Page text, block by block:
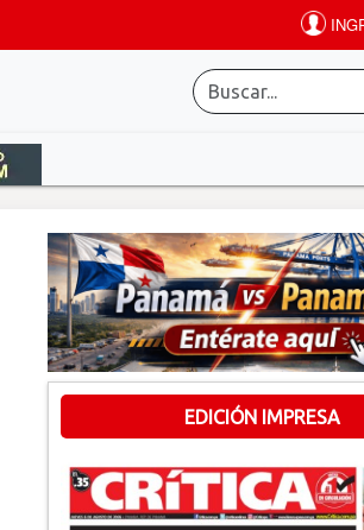
EDICIÓN IMPRESA